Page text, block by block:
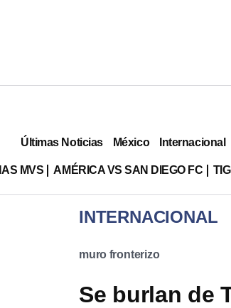
Últimas Noticias México Internacional
MVS AMÉRICA VS SAN DIEGO FC
INTERNACIONAL
muro fronterizo
Se burlan de